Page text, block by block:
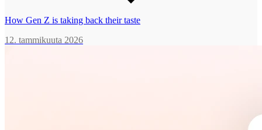
How Gen Z is taking back their taste
12. tammikuuta 2026